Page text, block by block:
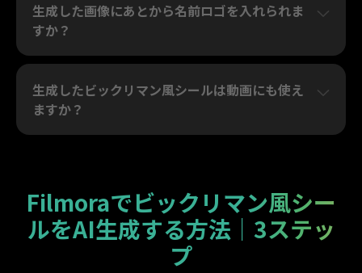
生成した画像にあとから名前ロゴを入れられま
すか？
生成したビックリマン風シールは動画にも使え
ますか？
Filmoraでビックリマン風シー
ルをAI生成する方法｜3ステッ
プ